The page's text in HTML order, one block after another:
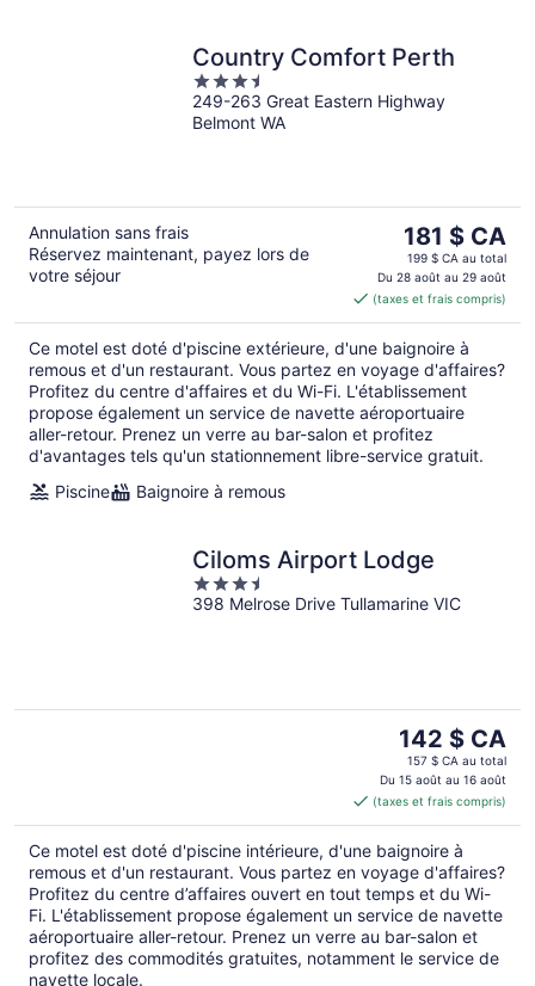
Country Comfort Perth
3.5
out
of
249-263 Great Eastern Highway
Belmont WA
Annulation sans frais
Réservez maintenant, payez lors de
votre séjour
Le
prix
est
de 181 $ CA
par
nuit
181 $ CA
199 $ CA au total
Du 28 août au 29 août
(taxes et frais compris)
Ce motel est doté d'piscine extérieure, d'une baignoire à
remous et d'un restaurant. Vous partez en voyage d'affaires?
Profitez du centre d'affaires et du Wi-Fi. L'établissement
propose également un service de navette aéroportuaire
aller-retour. Prenez un verre au bar-salon et profitez
d'avantages tels qu'un stationnement libre-service gratuit.
Piscine
Baignoire à remous
Ciloms Airport Lodge
3.5
out
398 Melrose Drive Tullamarine VIC
Le
prix
est
de 142 $ CA
par
nuit
142 $ CA
157 $ CA au total
Du 15 août au 16 août
(taxes et frais compris)
Ce motel est doté d'piscine intérieure, d'une baignoire à
remous et d'un restaurant. Vous partez en voyage d'affaires?
Profitez du centre d’affaires ouvert en tout temps et du Wi-
Fi. L'établissement propose également un service de navette
aéroportuaire aller-retour. Prenez un verre au bar-salon et
profitez des commodités gratuites, notamment le service de
navette locale.